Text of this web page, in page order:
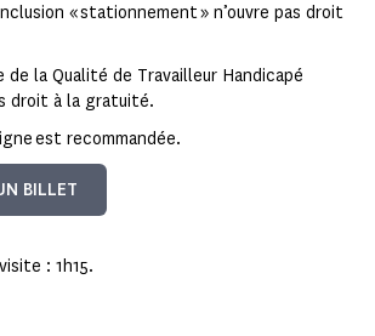
« stationnement » n’ouvre pas droit
de la Qualité de Travailleur Handicapé
droit à la gratuité.
est recommandée.
BILLET
: 1h15.